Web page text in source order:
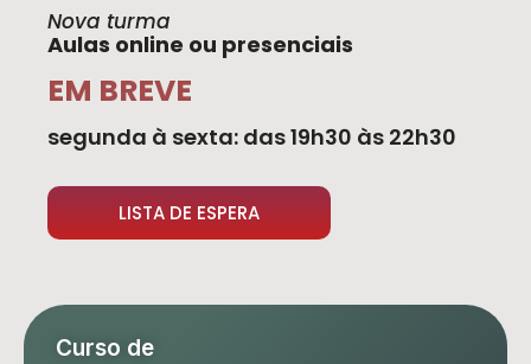
Nova turma
Aulas online ou presenciais
EM BREVE
segunda à sexta: das 19h30 às 22h30
LISTA DE ESPERA
Curso de